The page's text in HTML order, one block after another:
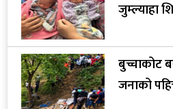
जुम्ल्याहा
बुच्चाकोट
जनाको